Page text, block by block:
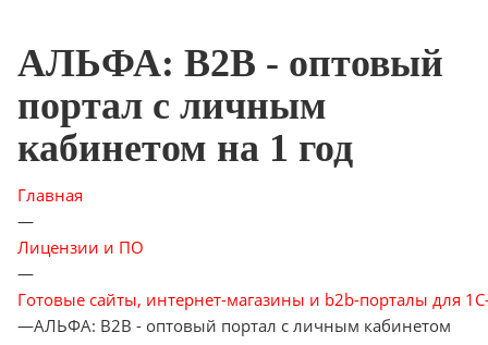
АЛЬФА: B2B - оптовый
портал с личным
кабинетом на 1 год
Главная
—
Лицензии и ПО
—
Готовые сайты, интернет-магазины и b2b-порталы для
—АЛЬФА: B2B - оптовый портал с личным кабинетом